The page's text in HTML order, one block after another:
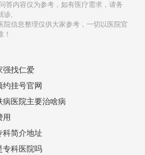
答内容仅为参考，如有医疗需求，请务
诊,
院信息整理仅供大家参考，一切以医院官
！
强找仁爱
约挂号官网
病医院主要治啥病
用
科简介地址
专科医院吗